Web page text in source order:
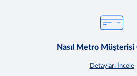
Nasıl Metro Müşterisi
Detayları İncele